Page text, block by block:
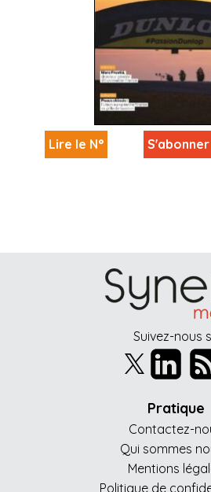
Lire le N° S'abonner
Suivez-nous
Pratique
Contactez-
Qui sommes
Mentions
Politique de